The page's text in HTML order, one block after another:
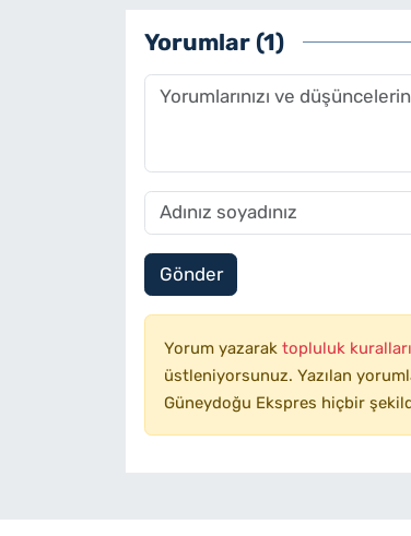
Yorumlar (1)
Gönder
Yorum yazarak topluluk
üstleniyorsunuz. Yazılan
Güneydoğu Ekspres hiçbir